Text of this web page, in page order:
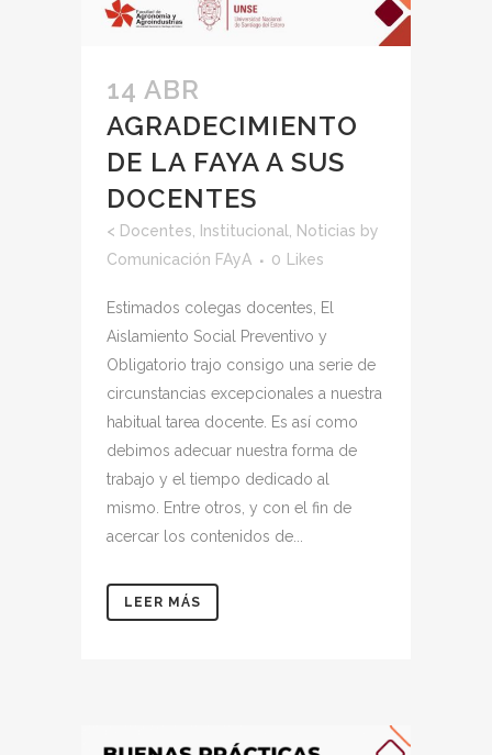
14 ABR
AGRADECIMIENTO
DE LA FAYA A SUS
DOCENTES
< Docentes, Institucional, Noticias by
Comunicación FAyA
0 Likes
Estimados colegas docentes, El
Aislamiento Social Preventivo y
Obligatorio trajo consigo una serie de
circunstancias excepcionales a nuestra
habitual tarea docente. Es así como
debimos adecuar nuestra forma de
trabajo y el tiempo dedicado al
mismo. Entre otros, y con el fin de
acercar los contenidos de...
LEER MÁS